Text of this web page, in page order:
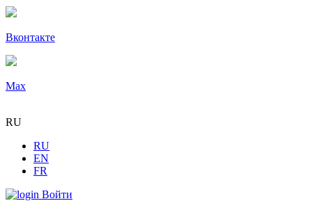
Вконтакте
Max
RU
RU
EN
FR
Войти